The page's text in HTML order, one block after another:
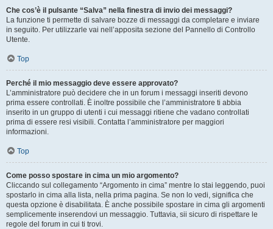
Che cos’è il pulsante “Salva” nella finestra di invio dei messaggi?
La funzione ti permette di salvare bozze di messaggi da completare e inviare
in seguito. Per utilizzarle vai nell’apposita sezione del Pannello di Controllo
Utente.
Top
Perché il mio messaggio deve essere approvato?
L’amministratore può decidere che in un forum i messaggi inseriti devono
prima essere controllati. È inoltre possibile che l’amministratore ti abbia
inserito in un gruppo di utenti i cui messaggi ritiene che vadano controllati
prima di essere resi visibili. Contatta l’amministratore per maggiori
informazioni.
Top
Come posso spostare in cima un mio argomento?
Cliccando sul collegamento “Argomento in cima” mentre lo stai leggendo, puoi
spostarlo in cima alla lista, nella prima pagina. Se non lo vedi, significa che
questa opzione è disabilitata. È anche possibile spostare in cima gli argomenti
semplicemente inserendovi un messaggio. Tuttavia, sii sicuro di rispettare le
regole del forum in cui ti trovi.